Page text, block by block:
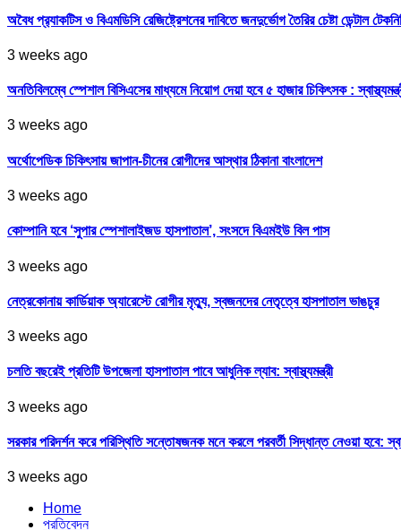
অবৈধ প্র‍্যাকটিস ও বিএমডিসি রেজিষ্ট্রেশনের দাবিতে জনদুর্ভোগ তৈরির চেষ্টা ডেন্টাল
3 weeks ago
অনতিবিলম্বে স্পেশাল বিসিএসের মাধ্যমে নিয়োগ দেয়া হবে ৫ হাজার চিকিৎসক :
3 weeks ago
অর্থোপেডিক চিকিৎসায় জাপান-চীনের রোগীদের আস্থার ঠিকানা বাংলাদেশ
3 weeks ago
কোম্পানি হবে ‘সুপার স্পেশালাইজড হাসপাতাল’, সংসদে বিএমইউ বিল পাস
3 weeks ago
নেত্রকোনায় কার্ডিয়াক অ্যারেস্টে রোগীর মৃত্যু, স্বজনদের নেতৃত্বে হাসপাতাল ভাঙচুর
3 weeks ago
চলতি বছরেই প্রতিটি উপজেলা হাসপাতাল পাবে আধুনিক ল্যাব: স্বাস্থ্যমন্ত্রী
3 weeks ago
সরকার পরিদর্শন করে পরিস্থিতি সন্তোষজনক মনে করলে পরবর্তী সিদ্ধান্ত নেওয়া হবে:
3 weeks ago
Home
প্রতিবেদন